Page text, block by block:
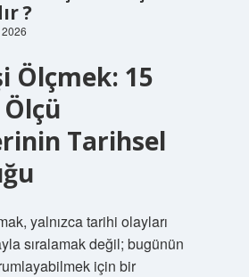
?
Ölçmek: 15
Tarihsel
yalnızca tarihi olayları
sıralamak değil; bugünün
için bir